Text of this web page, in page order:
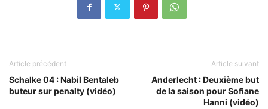
Article précédent
Schalke 04 : Nabil Bentaleb
buteur sur penalty (vidéo)
Article suivant
Anderlecht : Deuxième but
de la saison pour Sofiane
Hanni (vidéo)